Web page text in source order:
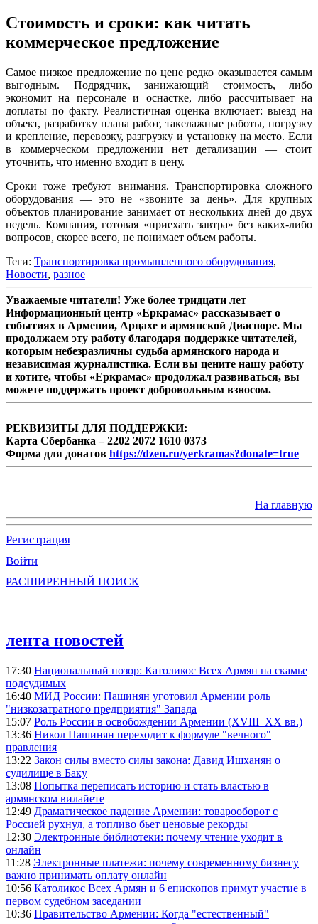
Стоимость и сроки: как читать
коммерческое предложение
Самое низкое предложение по цене редко оказывается самым
выгодным. Подрядчик, занижающий стоимость, либо
экономит на персонале и оснастке, либо рассчитывает на
доплаты по факту. Реалистичная оценка включает: выезд на
объект, разработку плана работ, такелажные работы, погрузку
и крепление, перевозку, разгрузку и установку на место. Если
в коммерческом предложении нет детализации — стоит
уточнить, что именно входит в цену.
Сроки тоже требуют внимания. Транспортировка сложного
оборудования — это не «звоните за день». Для крупных
объектов планирование занимает от нескольких дней до двух
недель. Компания, готовая «приехать завтра» без каких-либо
вопросов, скорее всего, не понимает объем работы.
Теги: Транспортировка промышленного оборудования,
Новости, разное
Уважаемые читатели! Уже более тридцати лет
Информационный центр «Еркрамас» рассказывает о
событиях в Армении, Арцахе и армянской Диаспоре. Мы
продолжаем эту работу благодаря поддержке читателей,
которым небезразличны судьба армянского народа и
независимая журналистика. Если вы цените нашу работу
и хотите, чтобы «Еркрамас» продолжал развиваться, вы
можете поддержать проект добровольным взносом.
РЕКВИЗИТЫ ДЛЯ ПОДДЕРЖКИ:
Карта Сбербанка – 2202 2072 1610 0373
Форма для донатов https://dzen.ru/yerkramas?donate=true
На главную
Регистрация
Войти
РАСШИРЕННЫЙ ПОИСК
лента новостей
17:30 Национальный позор: Католикос Всех Армян на скамье
подсудимых
16:40 МИД России: Пашинян уготовил Армении роль
"низкозатратного предприятия" Запада
15:07 Роль России в освобождении Армении (XVIII–XX вв.)
13:36 Никол Пашинян переходит к формуле "вечного"
правления
13:22 Закон силы вместо силы закона: Давид Ишханян о
судилище в Баку
13:08 Попытка переписать историю и стать властью в
армянском вилайете
12:49 Драматическое падение Армении: товарооборот с
Россией рухнул, а топливо бьет ценовые рекорды
12:30 Электронные библиотеки: почему чтение уходит в
онлайн
11:28 Электронные платежи: почему современному бизнесу
важно принимать оплату онлайн
10:56 Католикос Всех Армян и 6 епископов примут участие в
первом судебном заседании
10:36 Правительство Армении: Когда "естественный"